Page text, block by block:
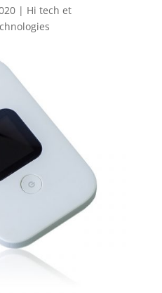
| Hi tech et